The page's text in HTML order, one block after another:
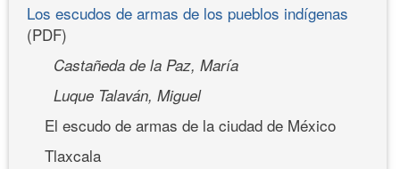
Los escudos de armas de los pueblos indígenas
(PDF)
Castañeda de la Paz, María
Luque Talaván, Miguel
El escudo de armas de la ciudad de México
Tlaxcala